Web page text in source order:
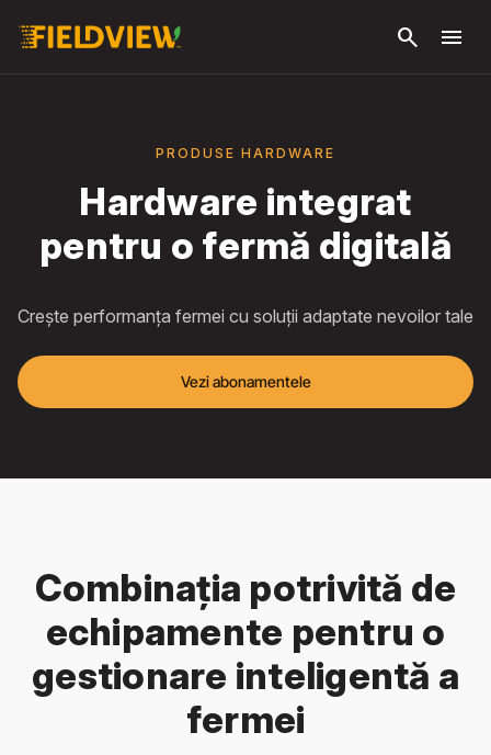
search menu
PRODUSE HARDWARE
Hardware integrat
pentru o fermă digitală
Crește performanța fermei cu soluții adaptate nevoilor tale
Vezi abonamentele
Combinația potrivită de
echipamente pentru o
gestionare inteligentă a
fermei